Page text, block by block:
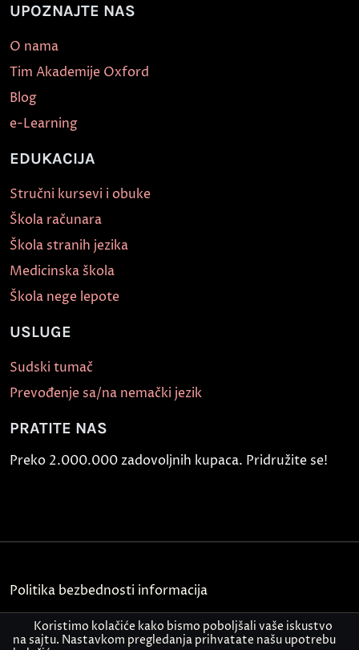
UPOZNAJTE NAS
O nama
Tim Akademije Oxford
Blog
e-Learning
EDUKACIJA
Stručni kursevi i obuke
Škola računara
Škola stranih jezika
Medicinska škola
Škola nege lepote
USLUGE
Sudski tumač
Prevođenje sa/na nemački jezik
PRATITE NAS
Preko 2.000.000 zadovoljnih kupaca. Pridružite se!
Politika bezbednosti informacija
Kontakt
Koristimo kolačiće kako bismo poboljšali vaše iskustvo
na sajtu. Nastavkom pregledanja prihvatate našu upotrebu